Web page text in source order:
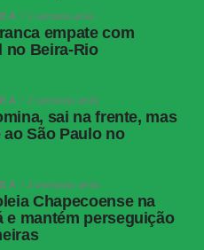
A 1 semana atrás
empate com
no Beira-Rio
A 2 semanas atrás
sai na frente, mas
ao São Paulo no
A 2 semanas atrás
Chapecoense na
e mantém perseguição